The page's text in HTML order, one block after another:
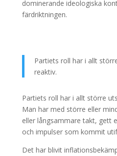
dominerande ideologiska
färdriktningen.
Partiets roll har i allt
reaktiv.
Partiets roll har i allt större
Man har med större eller
eller långsammare takt, gett
och impulser som kommit
Det har blivit